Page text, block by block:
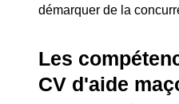
démarquer de la
Les
CV d'aide